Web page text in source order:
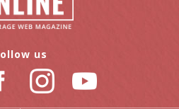
us